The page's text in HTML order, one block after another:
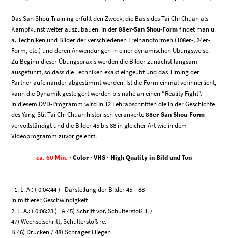
Das San Shou-Training erfüllt den Zweck, die Basis des Tai Chi Chuan als
Kampfkunst weiter auszubauen. In der88er-San Shou-Formfindet man u.
a. Techniken und Bilder der verschiedenen Freihandformen (108er-, 24er-
Form, etc.) und deren Anwendungen in einer dynamischen Übungsweise.
Zu Beginn dieser Übungspraxis werden die Bilder zunächst langsam
ausgeführt, so dass die Techniken exakt eingeübt und das Timing der
Partner aufeinander abgestimmt werden. Ist die Form einmal verinnerlicht,
kann die Dynamik gesteigert werden bis nahe an einen “Reality Fight”.
In diesem DVD-Programm wird in 12 Lehrabschnitten die in der Geschichte
des Yang-Stil Tai Chi Chuan historisch verankerte88er-San Shou-Form
vervollständigt und die Bilder 45 bis 88 in gleicher Art wie in dem
Videoprogramm zuvor gelehrt.
ca. 60 Min. · Color · VHS · High Quality in Bild und Ton
1. L. A.: ( 0:04:44 ) Darstellung der Bilder 45 – 88
in mittlerer Geschwindigkeit
2. L. A.: ( 0:06:23 ) A 45) Schritt vor, Schulterstoß li. /
47) Wechselschritt, Schulterstoß re.
B 46) Drücken / 48) Schräges Fliegen